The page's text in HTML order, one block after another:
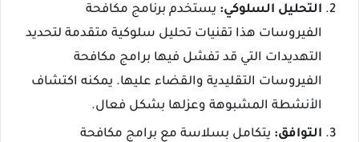
التحليل السلوكي: يستخدم برنامج مكافحة
الفيروسات هذا تقنيات تحليل سلوكية متقدمة لتحديد
التهديدات التي قد تفشل فيها برامج مكافحة
الفيروسات التقليدية والقضاء عليها. يمكنه اكتشاف
الأنشطة المشبوهة وعزلها بشكل فعال.
التوافق: يتكامل بسلاسة مع برامج مكافحة